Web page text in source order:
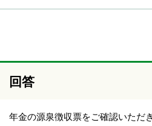
回答
年金の源泉徴収票をご確認いただ